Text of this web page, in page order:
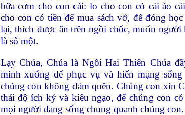
bữa cơm cho con cái: lo cho con có cái áo
cho con có tiền để mua sách vở, để đóng
lại, thích được ăn trên ngồi chốc, muốn
là số một.
Lạy Chúa, Chúa là Ngôi Hai Thiên Chúa
mình xuống để phục vụ và hiến mạng
chúng con không dám quên. Chúng con xin
thái độ ích kỷ và kiêu ngạo, để chúng con
mọi người đang sống chung quanh chúng con.